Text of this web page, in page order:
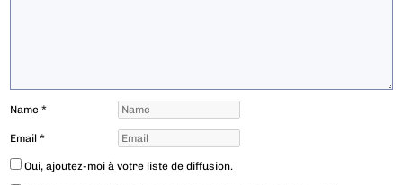
Name*
Email*
Oui, ajoutez-moi à votre liste de diffusion.